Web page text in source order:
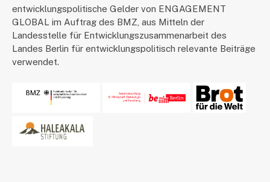
entwicklungspolitische Gelder von ENGAGEMENT
GLOBAL im Auftrag des BMZ, aus Mitteln der
Landesstelle für Entwicklungszusammenarbeit des
Landes Berlin für entwicklungspolitisch relevante Beiträge
verwendet.